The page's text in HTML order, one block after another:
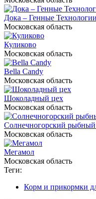
Дока – Генные Технологии
Московская область
Куликово
Московская область
Bella Candy
Московская область
Шоколадный цех
Московская область
Солнечногорский рыбный
Московская область
Мегамол
Московская область
Теги:
Корм и прикормки